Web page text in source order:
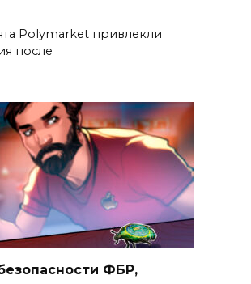
Polymarket привлекли
после
ФБР,